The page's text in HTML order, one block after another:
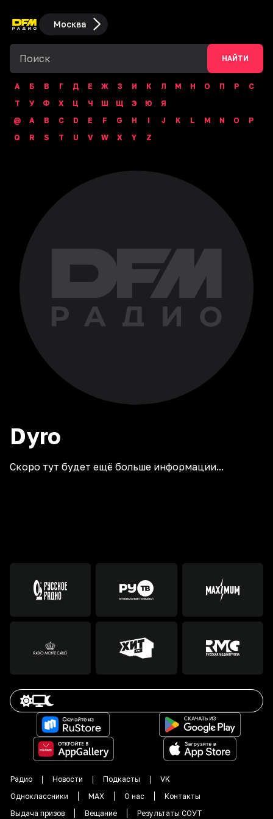
Москва
НАЙТИ
А Б В Г Д Е Ж З И К Л М Н О П Р
С
Т
У Ф Х Ц Ч Ш Щ Э Ю
Я
@
A B C D E F G H I J K L M N O
P
Q
R S T U V W X Y Z
Dyro
Скоро тут будет ещё больше информации...
Радио Новости Подкасты
VK
Одноклассники
MAX О нас
Контакты
Выдача призов
Вещание Результаты СОУТ